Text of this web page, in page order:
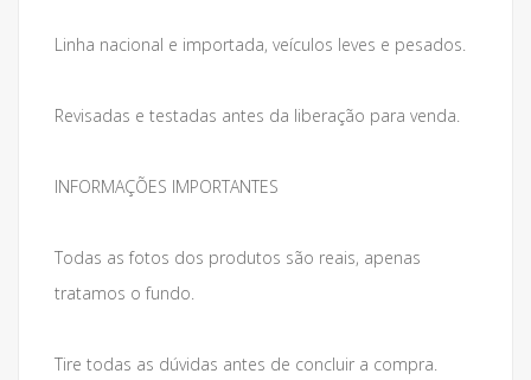
Linha nacional e importada, veículos leves e pesados.
Revisadas e testadas antes da liberação para venda.
INFORMAÇÕES IMPORTANTES
Todas as fotos dos produtos são reais, apenas
tratamos o fundo.
Tire todas as dúvidas antes de concluir a compra.